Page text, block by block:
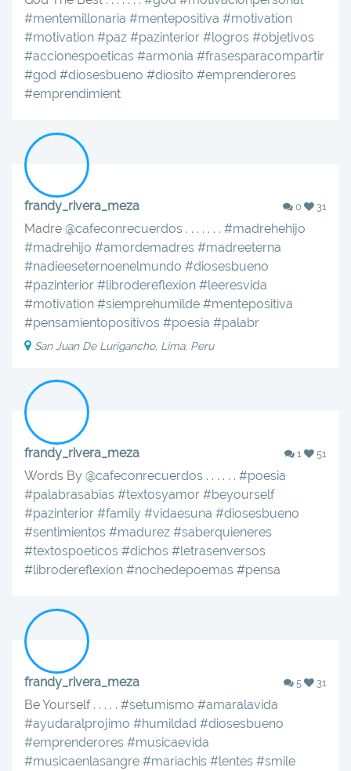
#mentemillonaria #mentepositiva #motivation
#motivation #paz #pazinterior #logros #objetivos
#accionespoeticas #armonia #frasesparacompartir
#god #diosesbueno #diosito #emprenderores
#emprendimient
frandy_rivera_meza 0 31
Madre @cafeconrecuerdos . . . . . . . #madrehehijo
#madrehijo #amordemadres #madreeterna
#nadieeseternoenelmundo #diosesbueno
#pazinterior #librodereflexion #leeresvida
#motivation #siemprehumilde #mentepositiva
#pensamientopositivos #poesia #palabr
San Juan De Lurigancho, Lima, Peru
frandy_rivera_meza 1 51
Words By @cafeconrecuerdos . . . . . . #poesia
#palabrasabias #textosyamor #beyourself
#pazinterior #family #vidaesuna #diosesbueno
#sentimientos #madurez #saberquieneres
#textospoeticos #dichos #letrasenversos
#librodereflexion #nochedepoemas #pensa
frandy_rivera_meza 5 31
Be Yourself . . . . . #setumismo #amaralavida
#ayudaralprojimo #humildad #diosesbueno
#emprenderores #musicaevida
#musicaenlasangre #mariachis #lentes #smile